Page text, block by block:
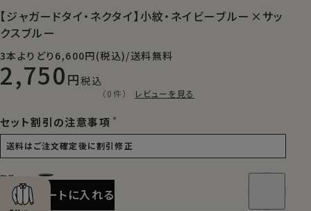
【ジャガードタイ・ネクタイ】小紋・ネイビーブルー×サッ
クスブルー
3本よりどり6,600円(税込)/送料無料
2,750 税込
（0件） レビューを見る
セット割引の注意事項
カートに入れる